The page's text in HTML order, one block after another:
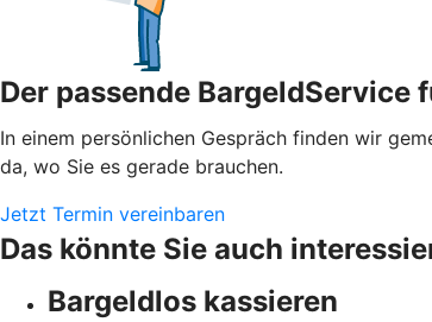
Der passende BargeldService
In einem persönlichen Gespräch finden wir
da, wo Sie es gerade brauchen.
Jetzt Termin vereinbaren
Das könnte Sie auch
Bargeldlos kassieren